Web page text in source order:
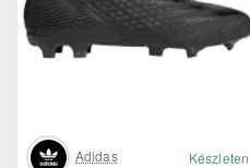
Adidas Készleten